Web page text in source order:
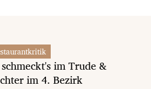
im Trude &
im 4. Bezirk